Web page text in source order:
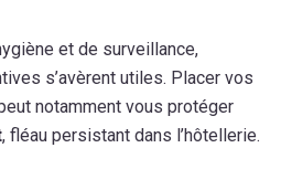
et de surveillance,
s’avèrent utiles. Placer vos
notamment vous protéger
, fléau persistant dans l’hôtellerie.